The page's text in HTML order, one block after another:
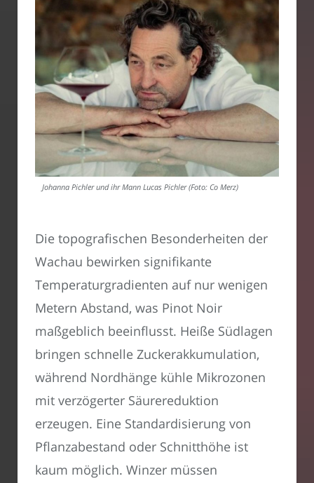
Johanna Pichler und ihr Mann Lucas Pichler (Foto: Co Merz)
Die topografischen Besonderheiten der
Wachau bewirken signifikante
Temperaturgradienten auf nur wenigen
Metern Abstand, was Pinot Noir
maßgeblich beeinflusst. Heiße Südlagen
bringen schnelle Zuckerakkumulation,
während Nordhänge kühle Mikrozonen
mit verzögerter Säurereduktion
erzeugen. Eine Standardisierung von
Pflanzabestand oder Schnitthöhe ist
kaum möglich. Winzer müssen